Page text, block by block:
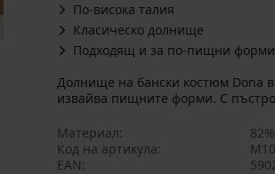
По-висока талия
Класическо долнище
Подходящ и за по-пищни форми
Долнище на бански костюм Dona
извайва пищните форми. С
Материал
Код на артикула
EAN